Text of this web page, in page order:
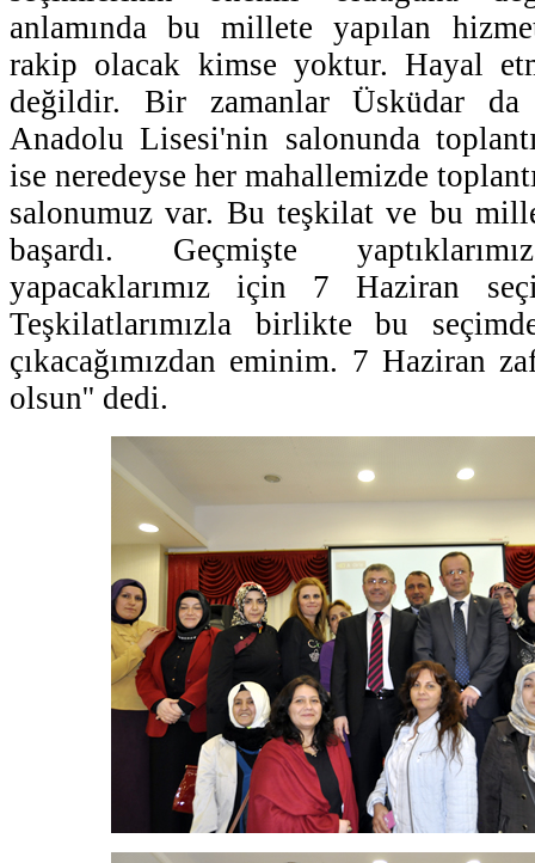
anlamında bu millete yapılan
rakip olacak kimse yoktur. Hayal
değildir. Bir zamanlar Üsküdar da
Anadolu Lisesi'nin salonunda
ise neredeyse her mahallemizde
salonumuz var. Bu teşkilat ve bu
başardı. Geçmişte
yapacaklarımız için 7 Haziran
Teşkilatlarımızla birlikte bu
çıkacağımızdan eminim. 7 Haziran
olsun'' dedi.